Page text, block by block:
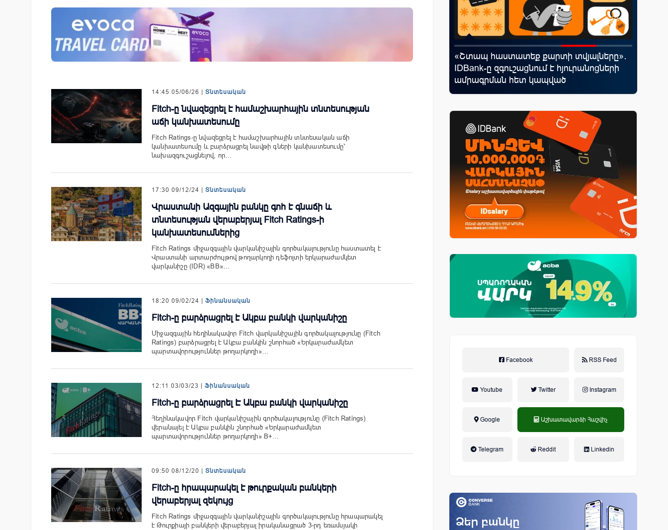
14:45 05/06/26 | Տնտեսական
Fitch-ը նվազեցրել է համաշխարհային տնտեսության
աճի կանխատեսումը
Fitch Ratings-ը նվազեցրել է համաշխարհային տնտեսական աճի
կանխատեսումը և բարձրացրել նավթի գների կանխատեսումը՝
նախազգուշացնելով, որ…
17:30 09/12/24 | Տնտեսական
Վրաստանի Ազգային բանկը գոհ է գնաճի և
տնտեսության վերաբերյալ Fitch Ratings-ի
կանխատեսումներից
Fitch Ratings միջազգային վարկանիշային գործակալությունը հաստատել է
Վրաստանի արտարժույթով թողարկողի դեֆոլտի երկարաժամկետ
վարկանիշը (IDR) «BB»…
18:20 09/02/24 | Ֆինանսական
Fitch-ը բարձրացրել է Ակբա բանկի վարկանիշը
Միջազգային հեղինակավոր Fitch վարկանիշային գործակալությունը (Fitch
Ratings) բարձրացրել է Ակբա բանկին շնորհած «Երկարաժամկետ
պարտավորություններ թողարկողի»…
12:11 03/03/23 | Ֆինանսական
Fitch-ը բարձրացրել Է Ակբա բանկի վարկանիշը
Հեղինակավոր Fitch վարկանիշային գործակալությունը (Fitch Ratings)
վերանայել է Ակբա բանկին շնորհած «Երկարաժամկետ
պարտավորություններ թողարկողի» B+…
09:50 08/12/20 | Տնտեսական
Fitch-ը հրապարակել է թուրքական բանկերի
վերաբերյալ զեկույց
Fitch Ratings միջազգային վարկանիշային գործակալությունը հրապարակել
է Թուրքիայի բանկերի վերաբերյալ իրականացրած 3-րդ եռամսյակի
Moody’s-ը IDBank-ի վարկանիշային
Ucom-ի աջակցությամբ ներկայացվեց
«Շտապ հաստատեք քարտի տվյալները»․
IDBank-ը զգուշացնում է հյուրանոցների
ամրագրման հետ կապված
զեղծարարությունների մասին
Facebook RSS Feed
Youtube Twitter Instagram
Google Աշխատավարձի Հաշվիչ
Telegram Reddit Linkedin